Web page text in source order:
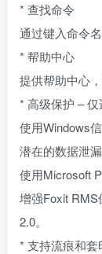
* 查找命令
通过键入命令
* 帮助中心
提供帮助中心
* 高级保护 – 仅
使用Windows
潜在的数据泄
使用Microsoft
增强Foxit
2.0。
* 支持流痕和套